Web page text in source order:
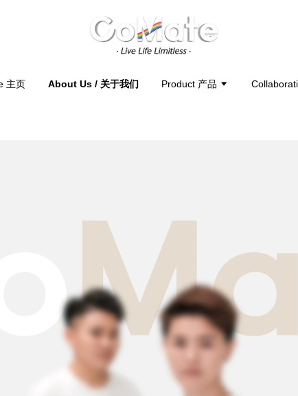
主页 About Us / 关于我们 Product 产品